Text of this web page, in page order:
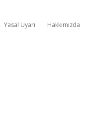
Yasal Uyarı Hakkımızda